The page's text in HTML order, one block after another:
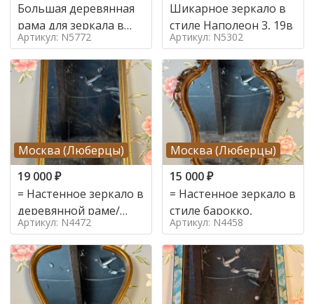
Большая деревянная
рама для зеркала в
стиле
Артикул: N5772
Шикарное зеркало в
стиле Наполеон 3, 19в
Артикул: N5302
Москва (Люберцы)
19 000₽
= Настенное зеркало в
деревянной раме/
поталь в стиле
Артикул: N4472
Москва (Люберцы)
15 000₽
= Настенное зеркало в
стиле барокко,
Артикул: N4458